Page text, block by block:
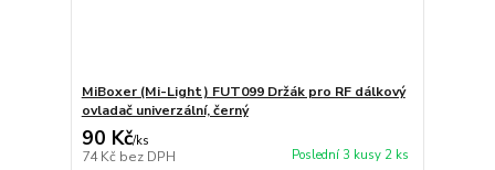
MiBoxer (Mi-Light) FUT099 Držák pro RF dálkový
ovladač univerzální, černý
90 Kč/ks
74 Kč bez DPH Poslední 3 kusy 2 ks